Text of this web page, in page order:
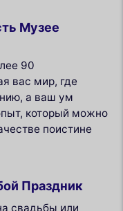
Музее
90
вас мир, где
а ваш ум
который можно
поистине
Праздник
свадьбы или